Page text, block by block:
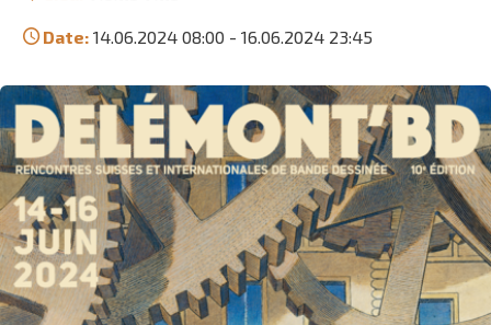
Date: 14.06.2024 08:00 -16.06.2024 23:45